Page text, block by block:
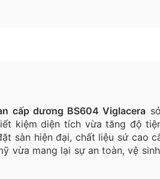
cấp dương BS604 Viglacera
kiệm diện tích vừa tăng độ
sàn hiện đại, chất liệu sứ cao
vừa mang lại sự an toàn, vệ